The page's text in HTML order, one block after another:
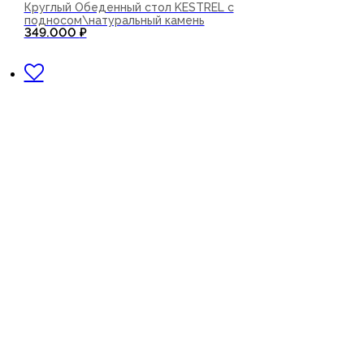
Круглый Обеденный стол KESTREL с
подносом\натуральный камень
349.000 ₽